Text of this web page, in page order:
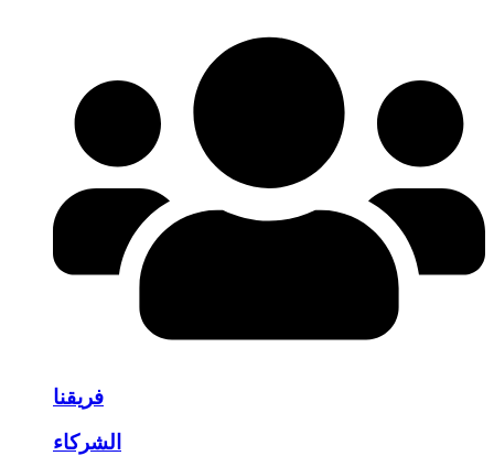
فريقنا
الشركاء